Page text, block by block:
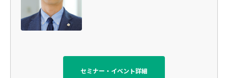
セミナー・イベント詳細